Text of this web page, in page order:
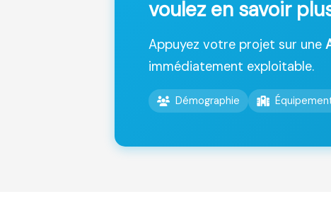
voulez en savoir
Appuyez votre projet sur une
immédiatement exploitable.
Démographie